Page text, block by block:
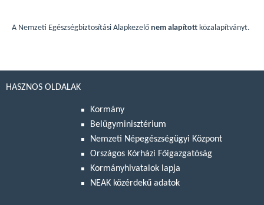
A Nemzeti Egészségbiztosítási Alapkezelő nem alapított közalapítványt.
HASZNOS OLDALAK
Kormány
Belügyminisztérium
Nemzeti Népegészségügyi Központ
Országos Kórházi Főigazgatóság
Kormányhivatalok lapja
NEAK közérdekű adatok